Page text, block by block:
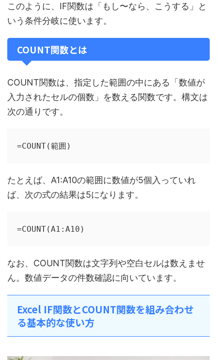
このように、IF関数は「もし〜なら、こうする」と
いう条件分岐に使います。
COUNT関数とは
COUNT関数は、指定した範囲の中にある「数値が
入力されたセルの個数」を数える関数です。構文は
次の通りです。
=COUNT(範囲)
たとえば、A1:A10の範囲に数値が5個入っていれ
ば、次の式の結果は5になります。
=COUNT(A1:A10)
なお、COUNT関数は文字列や空白セルは数えませ
ん。数値データの件数確認に向いています。
Excel IF関数とCOUNT関数を組み合わせ
る基本的な使い方